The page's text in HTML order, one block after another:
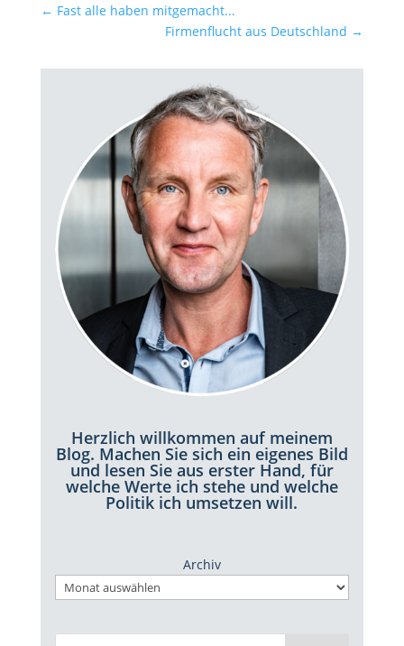
← Fast alle haben mitgemacht...
Firmenflucht aus Deutschland →
Herzlich willkommen auf meinem
Blog. Machen Sie sich ein eigenes Bild
und lesen Sie aus erster Hand, für
welche Werte ich stehe und welche
Politik ich umsetzen will.
Archiv